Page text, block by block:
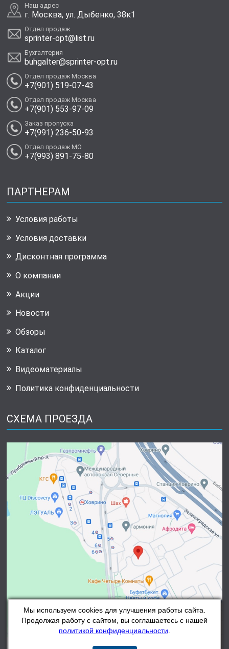
Мы используем cookies для улучшения работы сайта.
Продолжая работу с сайтом, вы соглашаетесь с нашей
политикой конфиденциальности
Наш адрес
г. Москва, ул. Дыбенко, 38к1
Отдел продаж
sprinter-opt@list.ru
Бухгалтерия
buhgalter@sprinter-opt.ru
Отдел продаж Москва
+7(901) 519-07-43
Отдел продаж Москва
+7(901) 553-97-09
Заказ пропуска
+7(991) 236-50-93
Отдел продаж МО
+7(993) 891-75-80
ПАРТНЕРАМ
Условия работы
Условия доставки
Дисконтная программа
О компании
Акции
Новости
Обзоры
Каталог
Видеоматериалы
Политика конфиденциальности
СХЕМА ПРОЕЗДА